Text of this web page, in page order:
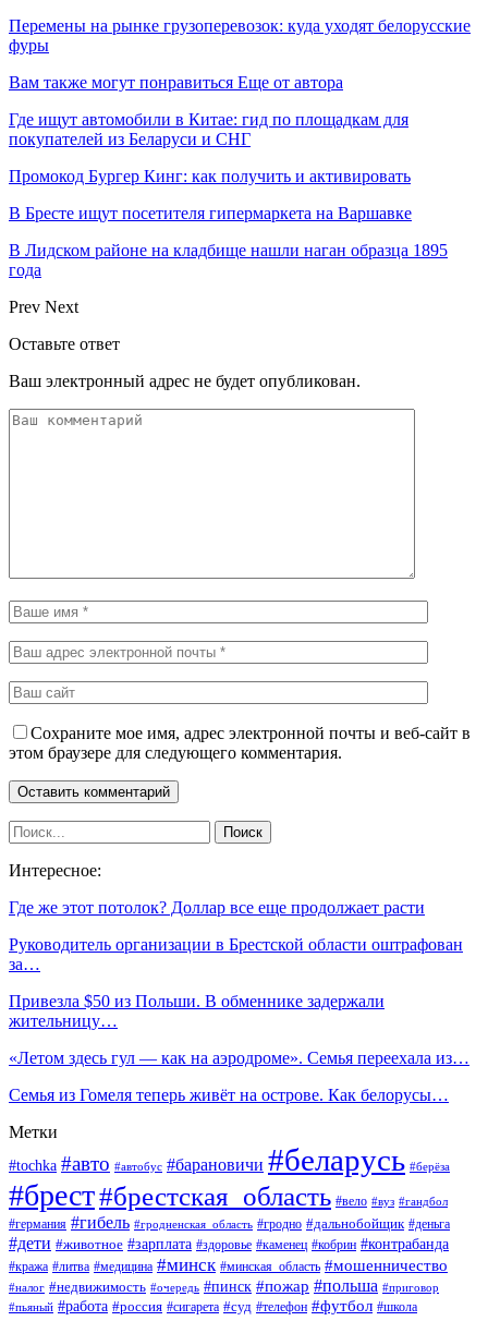
Перемены на рынке грузоперевозок: куда уходят белорусские
фуры
Вам также могут понравиться Еще от автора
Где ищут автомобили в Китае: гид по площадкам для
покупателей из Беларуси и СНГ
Промокод Бургер Кинг: как получить и активировать
В Бресте ищут посетителя гипермаркета на Варшавке
В Лидском районе на кладбище нашли наган образца 1895
года
Prev Next
Оставьте ответ
Ваш электронный адрес не будет опубликован.
Сохраните мое имя, адрес электронной почты и веб-сайт в
этом браузере для следующего комментария.
Интересное:
Где же этот потолок? Доллар все еще продолжает расти
Руководитель организации в Брестской области оштрафован
за…
Привезла $50 из Польши. В обменнике задержали
жительницу…
«Летом здесь гул — как на аэродроме». Семья переехала из…
Семья из Гомеля теперь живёт на острове. Как белорусы…
Метки
#tochka #авто #автобус #барановичи #беларусь #берёза
#брест#брестская_область #вело #вуз #гандбол
#германия #гибель #гродненская_область #гродно #дальнобойщик #деньга
#дети #животное #зарплата #здоровье #каменец #кобрин #контрабанда
#кража #литва #медицина #минск #минская_область #мошенничество
#налог #недвижимость #очередь #пинск #пожар #польша #приговор
#пьяный #работа #россия #сигарета #суд #телефон #футбол #школа